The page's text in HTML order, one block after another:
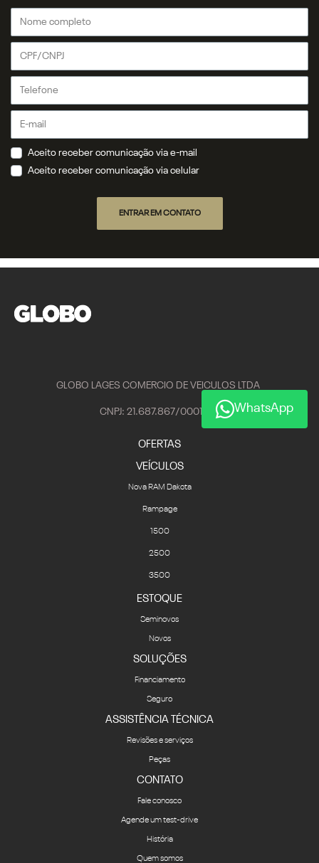
Aceito receber comunicação via e-mail
Aceito receber comunicação via celular
ENTRAR EM CONTATO
GLOBO LAGES COMERCIO DE VEICULOS LTDA
CNPJ: 21.687.867/0001-37
OFERTAS
VEÍCULOS
Nova RAM Dakota
Rampage
1500
2500
3500
ESTOQUE
Seminovos
Novos
SOLUÇÕES
Financiamento
Seguro
ASSISTÊNCIA TÉCNICA
Revisões e serviços
Peças
CONTATO
Fale conosco
Agende um test-drive
História
Quem somos
WhatsApp